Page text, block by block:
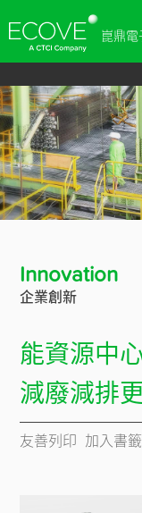
崑鼎電
Innovation
企業創新
能資源中
減廢減排
友善列印 加入書籤